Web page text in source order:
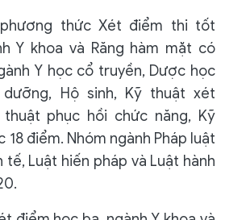
thức Xét điểm thi tốt
Y khoa và Răng hàm mặt có
Y học cổ truyền, Dược học
Hộ sinh, Kỹ thuật xét
phục hồi chức năng, Kỹ
18 điểm. Nhóm ngành Pháp luật
tế, Luật hiến pháp và Luật hành